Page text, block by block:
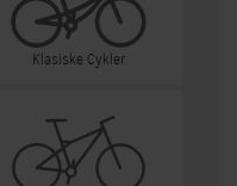
Klasiske Cykler